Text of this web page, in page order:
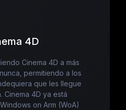
4D
Cinema 4D a más
permitiendo a los
que les llegue
Cinema 4D ya está
on Arm (WoA)